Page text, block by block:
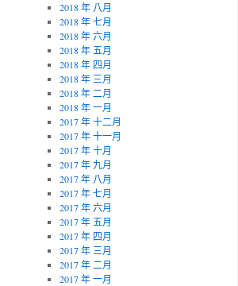
2018 年 八月
2018 年 七月
2018 年 六月
2018 年 五月
2018 年 四月
2018 年 三月
2018 年 二月
2018 年 一月
2017 年 十二月
2017 年 十一月
2017 年 十月
2017 年 九月
2017 年 八月
2017 年 七月
2017 年 六月
2017 年 五月
2017 年 四月
2017 年 三月
2017 年 二月
2017 年 一月